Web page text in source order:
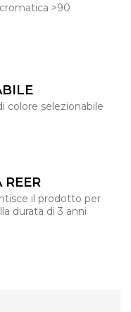
>90
colore selezionabile
REER
il prodotto per
durata di 3 anni